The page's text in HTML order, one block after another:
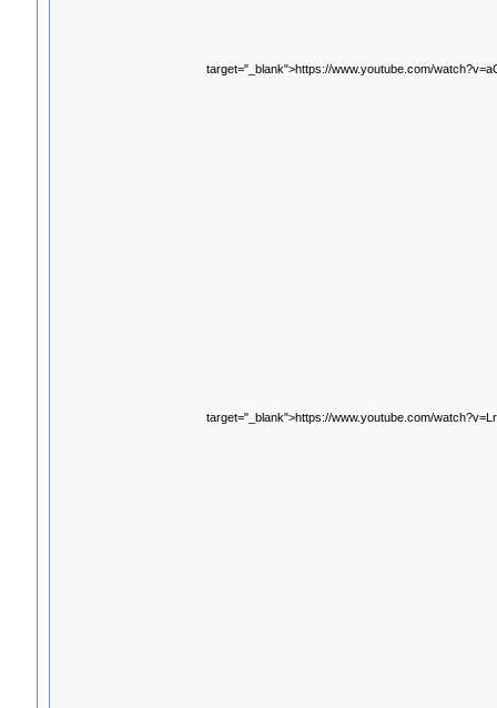
target="_blank">https://www.youtube.com/
target="_blank">https://www.youtube.com/